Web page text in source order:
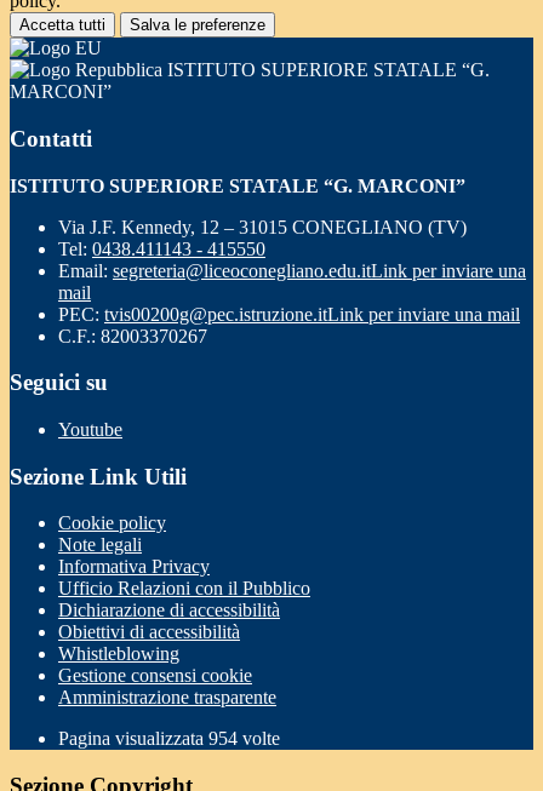
Accetta tutti Salva le preferenze
ISTITUTO SUPERIORE STATALE “G.
MARCONI”
Contatti
ISTITUTO SUPERIORE STATALE “G. MARCONI”
Via J.F. Kennedy, 12 – 31015 CONEGLIANO (TV)
Tel: 0438.411143 - 415550
Email: segreteria@liceoconegliano.edu.itLink per inviare una
mail
PEC: tvis00200g@pec.istruzione.itLink per inviare una mail
C.F.: 82003370267
Seguici su
Youtube
Sezione Link Utili
Cookie policy
Note legali
Informativa Privacy
Ufficio Relazioni con il Pubblico
Dichiarazione di accessibilità
Obiettivi di accessibilità
Whistleblowing
Gestione consensi cookie
Amministrazione trasparente
Pagina visualizzata 954 volte
Sezione Copyright